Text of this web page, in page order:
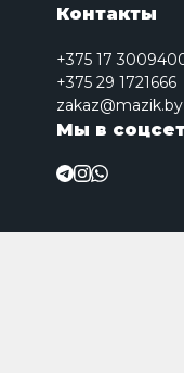
Контакты
+375 17
+375 29 1721666
zakaz@mazik.by
Мы в